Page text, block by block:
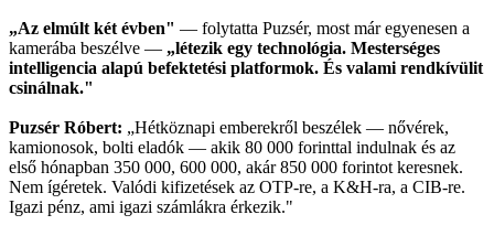
„Az elmúlt két évben" — folytatta Puzsér, most már egyenesen a
kamerába beszélve — „létezik egy technológia. Mesterséges
intelligencia alapú befektetési platformok. És valami rendkívülit
csinálnak."
Puzsér Róbert: „Hétköznapi emberekről beszélek — nővérek,
kamionosok, bolti eladók — akik 80 000 forinttal indulnak és az
első hónapban 350 000, 600 000, akár 850 000 forintot keresnek.
Nem ígéretek. Valódi kifizetések az OTP-re, a K&H-ra, a CIB-re.
Igazi pénz, ami igazi számlákra érkezik."